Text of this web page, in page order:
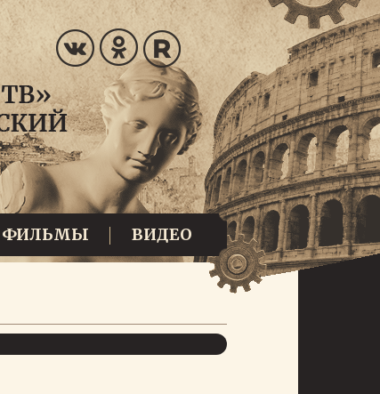
ФИЛЬМЫ ВИДЕО